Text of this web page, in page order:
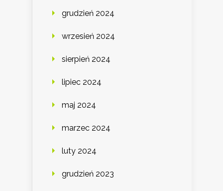
grudzień 2024
wrzesień 2024
sierpień 2024
lipiec 2024
maj 2024
marzec 2024
luty 2024
grudzień 2023